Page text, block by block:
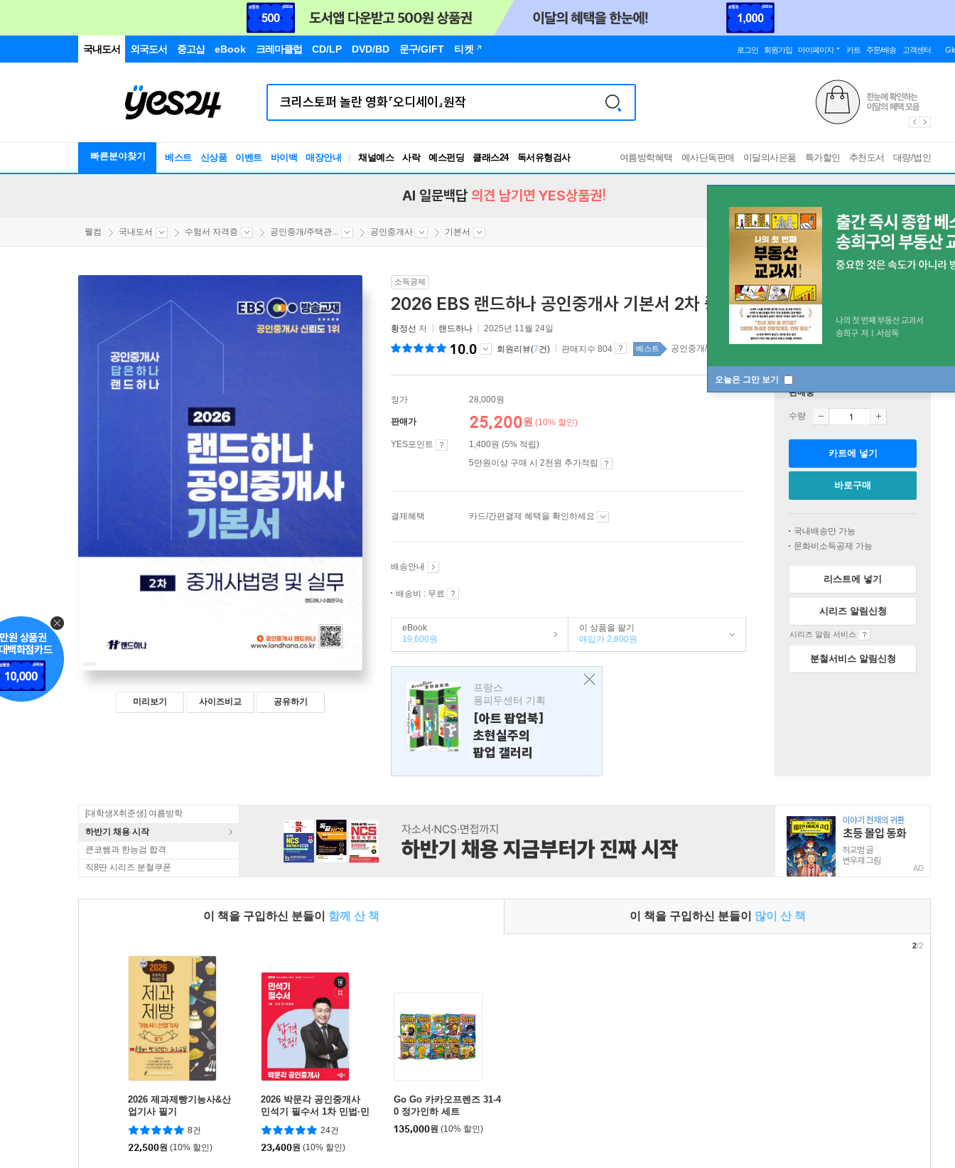
국내도서 외국도서 중고샵 eBook 크레마클럽 CD/LP DVD/BD 문구/GIFT 티켓 로그인 회원가입 마이페이지 카트 주문/배송 고객센터
빠른분야찾기 베스트 신상품 이벤트 바이백 매장안내 채널예스 사락 예스펀딩 클래스24
독서유형검사
RBTI Lab
여름방학혜택 예사단독판매 이달의사은품 특가할인 추천도서 대량/법인
오늘은 그만 보기
AI 일문백답 의견 남기면 YES상품권!
웰컴 국내도서 수험서 자격증 공인중개/주택관... 공인중개사 기본서
미리보기 사이즈비교 공유하기
소득공제
2026 EBS 랜드하나 공인중개사 기본서 2차 중개사법령 및 실무
황정선 저 랜드하나 2025년 11월 24일
10.0 회원리뷰(7건) 판매지수 804 베스트 공인중개/주택관리 top100 6주
정가 28,000원
판매가 25,200원 (10% 할인)
YES포인트
1,400원 (5% 적립)
5만원이상 구매 시 2천원 추가적립
결제혜택 카드/간편결제 혜택을 확인하세요
배송안내
배송비 : 무료
eBook
19,600원
이 상품을 팔기
매입가 2,800원
프랑스
퐁피두센터 기획
[아트 팝업북]
초현실주의
팝업 갤러리
판매중
수량
카트에 넣기
바로구매
국내배송만 가능
문화비소득공제 가능
리스트에 넣기
시리즈 알림신청
시리즈 알림 서비스
분철서비스 알림신청
[대학생X취준생] 여름방학
하반기 채용 시작
큰코쌤과 한능검 합격
직8딴 시리즈 분철쿠폰
AD
이 책을 구입하신 분들이 함께 산 책 이 책을 구입하신 분들이 많이 산 책
2026 제과제빵기능사&산
업기사 필기
8건
22,500원 (10% 할인)
2026 박문각 공인중개사
민석기 필수서 1차 민법·민
사특별법
24건
23,400원 (10% 할인)
Go Go 카카오프렌즈 31-4
0 정가인하 세트
135,000원 (10% 할인)
2/2